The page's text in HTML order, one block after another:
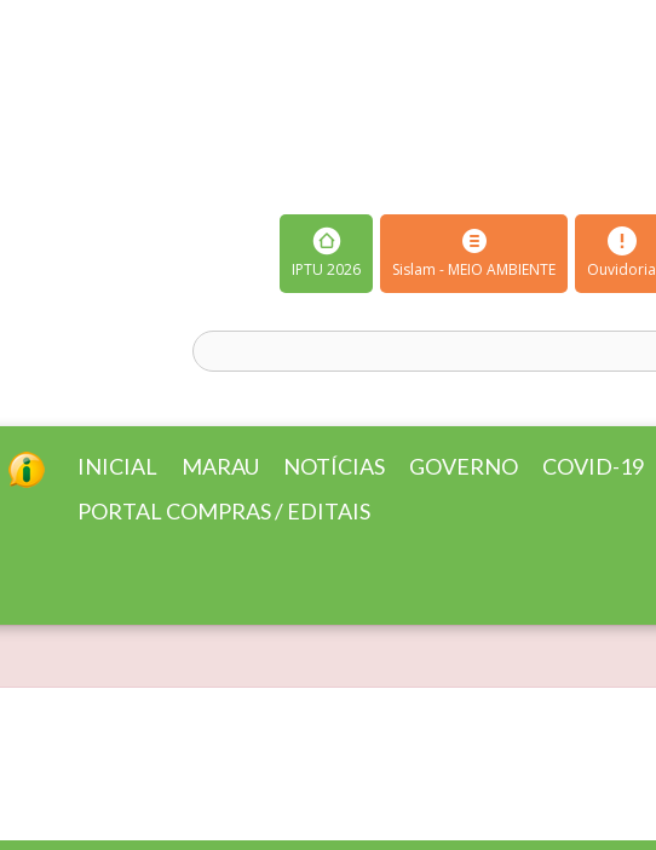
IPTU 2026 Sislam - MEIO AMBIENTE Ouvidoria
INICIAL MARAU NOTÍCIAS GOVERNO COVID-19
PORTAL COMPRAS / EDITAIS